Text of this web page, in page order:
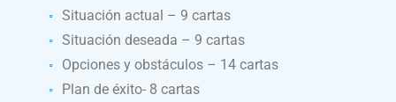
Situación actual – 9 cartas
Situación deseada – 9 cartas
Opciones y obstáculos – 14 cartas
Plan de éxito- 8 cartas